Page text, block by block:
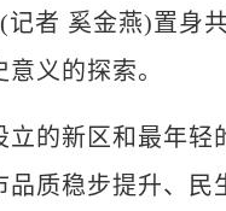
记者 奚金燕)置身
义的探索。
新区和最年轻
质稳步提升、